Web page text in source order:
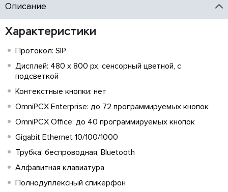
Описание
Характеристики
Протокол: SIP
Дисплей: 480 x 800 px, сенсорный цветной, с
подсветкой
Контекстные кнопки: нет
OmniPCX Enterprise: до 72 программируемых кнопок
OmniPCX Office: до 40 программируемых кнопок
Gigabit Ethernet 10/100/1000
Трубка: беспроводная, Bluetooth
Алфавитная клавиатура
Полнодуплексный спикерфон